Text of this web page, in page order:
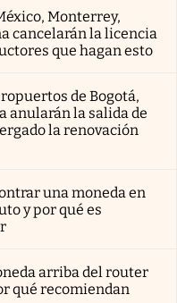
Monterrey,
cancelarán la licencia
que hagan esto
de Bogotá,
anularán la salida de
la renovación
una moneda en
y por qué es
arriba del router
qué recomiendan